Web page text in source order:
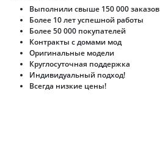
Выполнили свыше 150 000 заказов
Более 10 лет успешной работы
Более 50 000 покупателей
Контракты с домами мод
Оригинальные модели
Круглосуточная поддержка
Индивидуальный подход!
Всегда низкие цены!